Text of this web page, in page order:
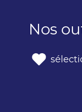
Nos